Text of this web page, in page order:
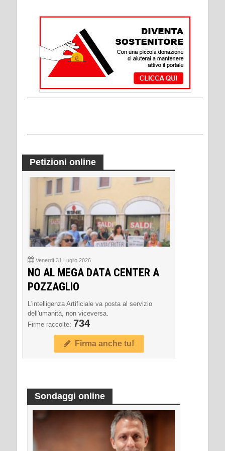
Petizioni online
Venerdì 31 Luglio 2026
NO AL MEGA DATA CENTER A
POZZAGLIO
L'intelligenza Artificiale va posta al servizio
dell'umanità, non viceversa.
Firme raccolte: 734
Firma anche tu!
Sondaggi online